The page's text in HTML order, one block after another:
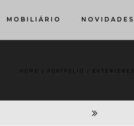
MOBILIÁRIO NOVIDADES
HOME PORTFOLIO EXTERIORES